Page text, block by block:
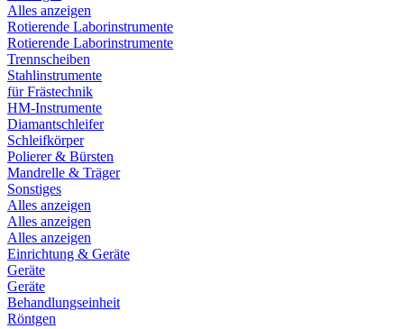
Alles anzeigen
Rotierende Laborinstrumente
Rotierende Laborinstrumente
Trennscheiben
Stahlinstrumente
für Frästechnik
HM-Instrumente
Diamantschleifer
Schleifkörper
Polierer & Bürsten
Mandrelle & Träger
Sonstiges
Alles anzeigen
Alles anzeigen
Alles anzeigen
Einrichtung & Geräte
Geräte
Geräte
Behandlungseinheit
Röntgen